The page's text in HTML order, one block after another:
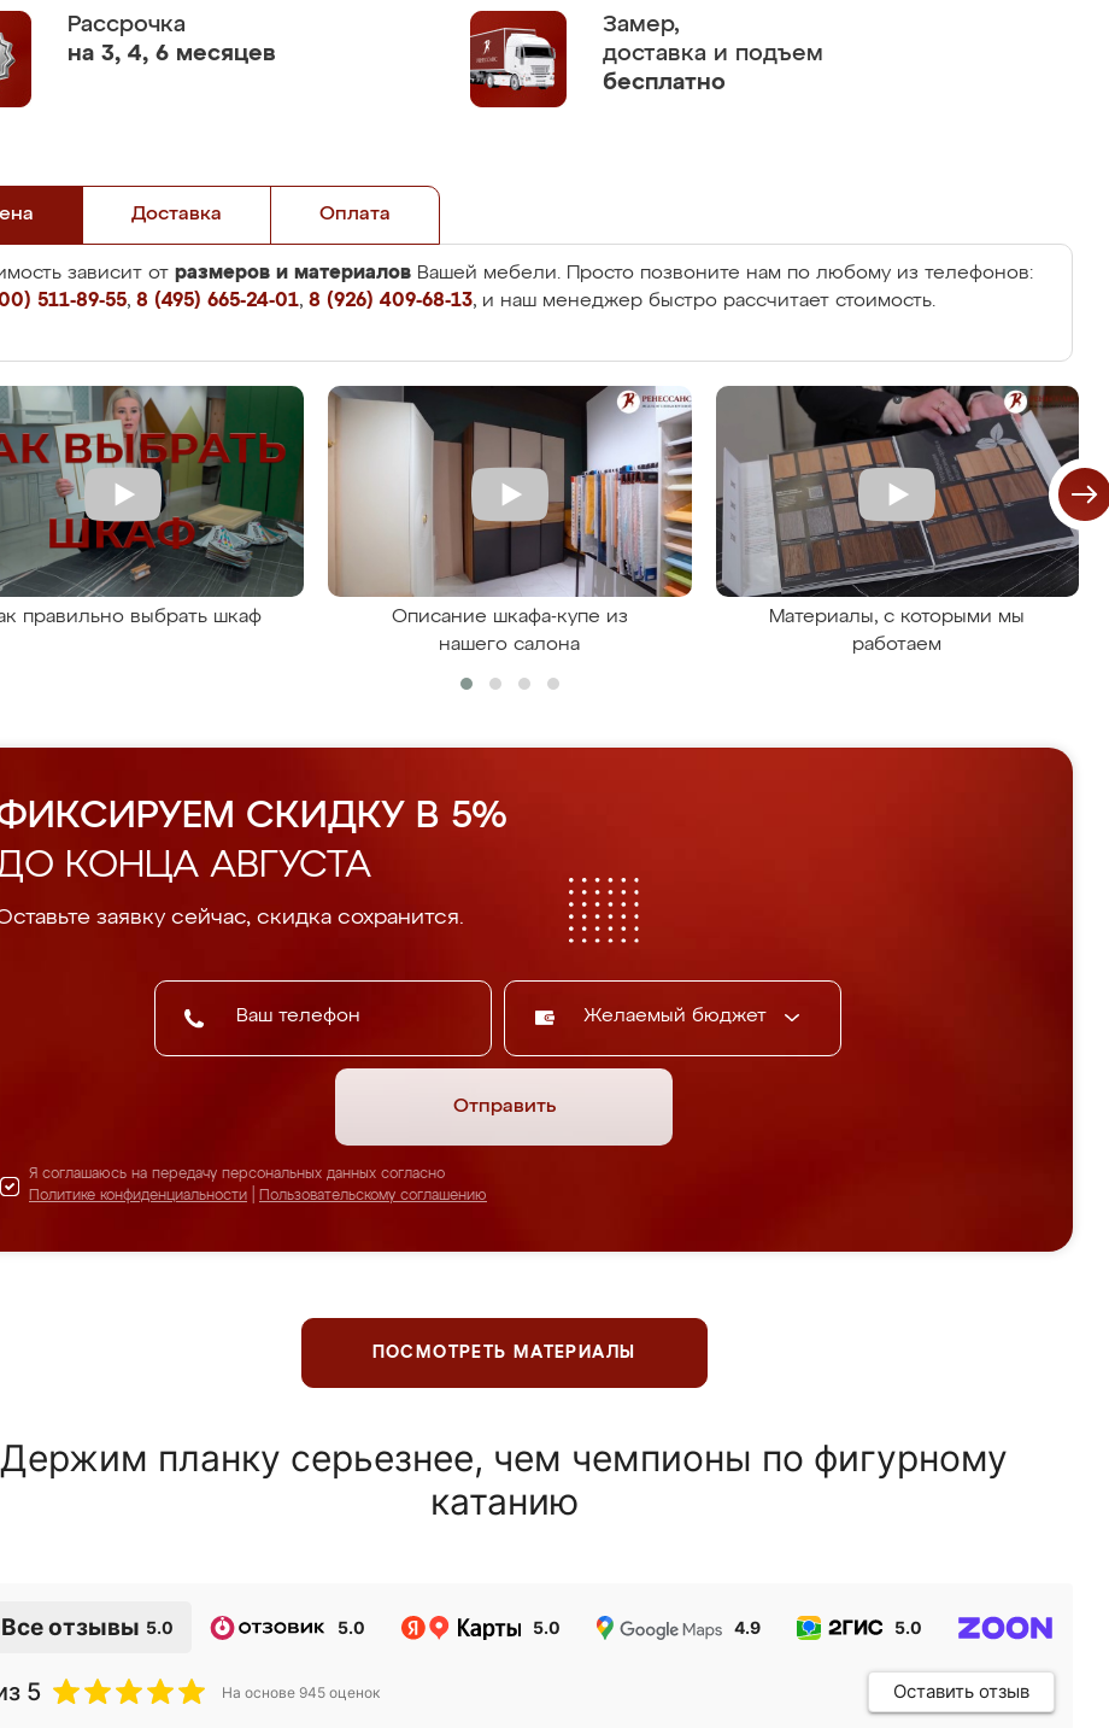
Рассрочка
на 3, 4, 6 месяцев
Замер,
доставка и подъем
бесплатно
Доставка Оплата
зависит от размеров и материалов Вашей мебели. Просто позвоните нам по любому из телефонов:
511-89-55, 8 (495) 665-24-01, 8 (926) 409-68-13, и наш менеджер быстро рассчитает стоимость.
правильно выбрать шкаф
Описание шкафа-купе из
нашего салона
Материалы, с которыми мы
работаем
СКИДКУ В 5%
КОНЦА АВГУСТА
заявку сейчас, скидка сохранится.
Желаемый бюджет
Отправить
Я соглашаюсь на передачу персональных данных согласно
Политике конфиденциальности
Пользовательскому соглашению
ПОСМОТРЕТЬ МАТЕРИАЛЫ
Держим планку серьезнее, чем чемпионы по фигурному
катанию
Все отзывы 5.0 5.0 5.0 4.9 5.0
5 На основе 945 оценок Оставить отзыв